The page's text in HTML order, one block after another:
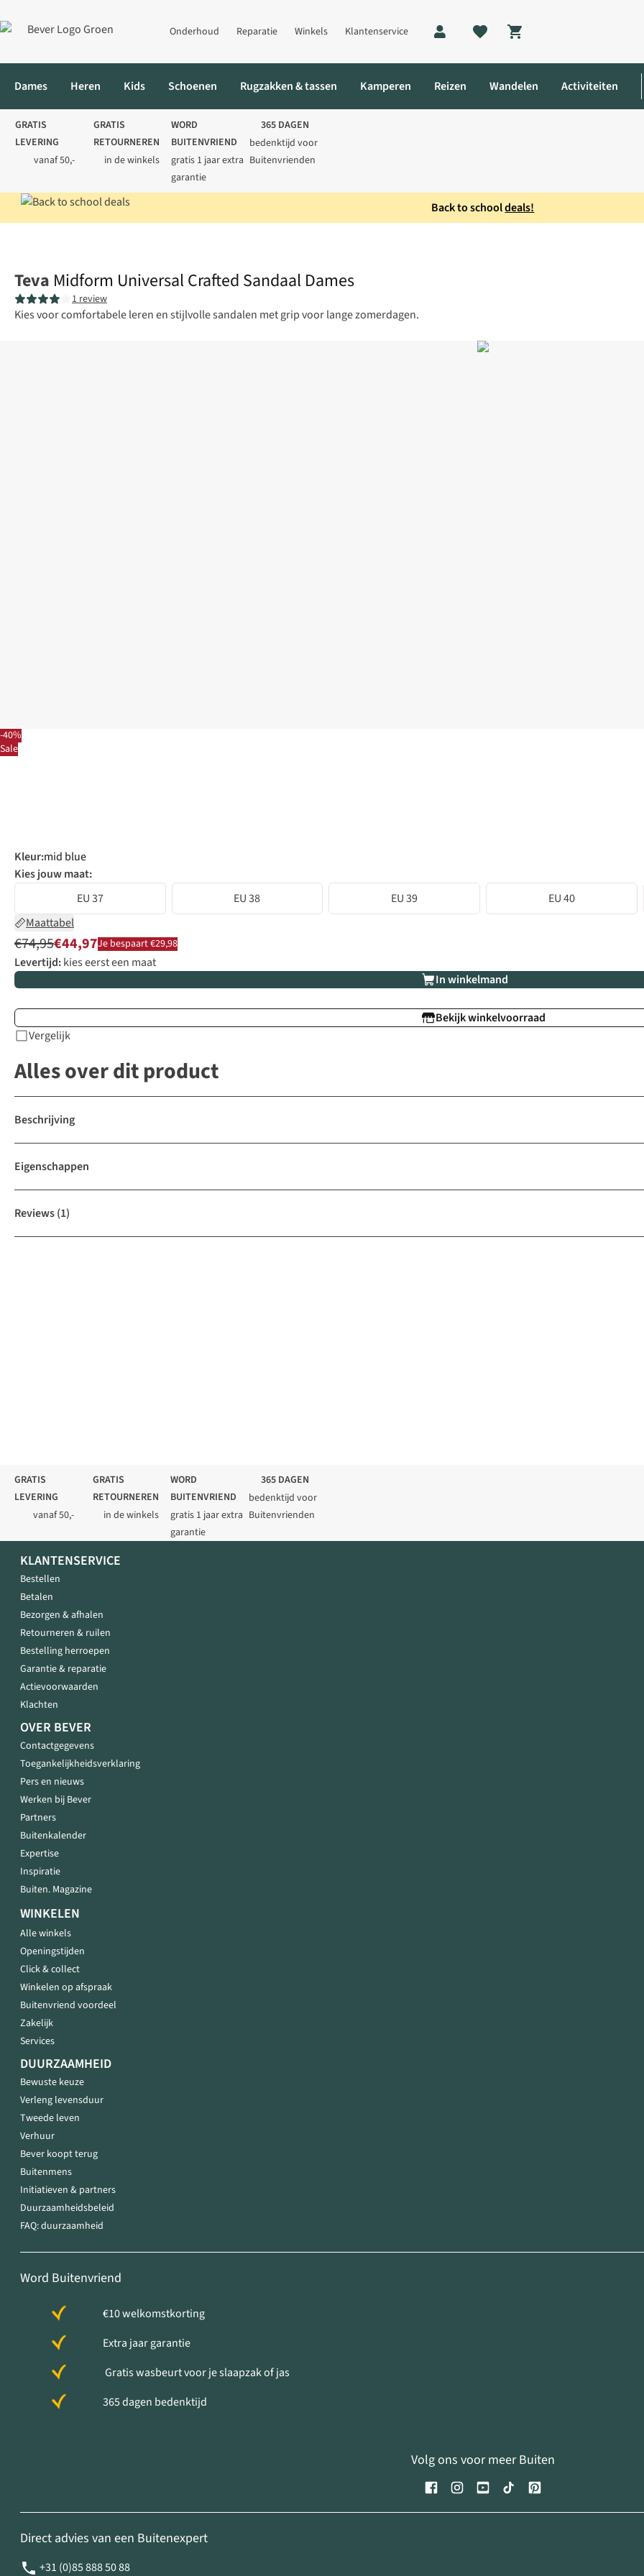
Onderhoud Reparatie Winkels Klantenservice
Shopping cart
Dames Heren Kids Schoenen Rugzakken & tassen Kamperen Reizen Wandelen Activiteiten
GRATIS
LEVERING
vanaf 50,-
GRATIS
RETOURNEREN
in de winkels
WORD
BUITENVRIEND
gratis 1 jaar extra
garantie
365 DAGEN
bedenktijd voor
Buitenvrienden
Back to schooldeals!
-40%
Sale
Teva Midform Universal Crafted Sandaal Dames
1 review
Kies voor comfortabele leren en stijlvolle sandalen met grip voor lange zomerdagen.
Kleur:mid blue
Kies jouw maat:
EU 37
EU 38 EU 39
EU 40
Maattabel
€74,95€44,97Je bespaart €29,98
Levertijd:kies eerst een maat
In winkelmand
Bekijk winkelvoorraad
Vergelijk
Alles over dit product
Beschrijving
Eigenschappen
Reviews(1)
GRATIS
LEVERING
vanaf 50,-
GRATIS
RETOURNEREN
in de winkels
WORD
BUITENVRIEND
gratis 1 jaar extra
garantie
365 DAGEN
bedenktijd voor
Buitenvrienden
KLANTENSERVICE
Bestellen
Betalen
Bezorgen & afhalen
Retourneren & ruilen
Bestelling herroepen
Garantie & reparatie
Actievoorwaarden
Klachten
OVER BEVER
Contactgegevens
Toegankelijkheidsverklaring
Pers en nieuws
Werken bij Bever
Partners
Buitenkalender
Expertise
Inspiratie
Buiten. Magazine
WINKELEN
Alle winkels
Openingstijden
Click & collect
Winkelen op afspraak
Buitenvriend voordeel
Zakelijk
Services
DUURZAAMHEID
Bewuste keuze
Verleng levensduur
Tweede leven
Verhuur
Bever koopt terug
Buitenmens
Initiatieven & partners
Duurzaamheidsbeleid
FAQ: duurzaamheid
Word Buitenvriend
€10 welkomstkorting
Extra jaar garantie
Gratis wasbeurt voor je slaapzak of jas
365 dagen bedenktijd
Volg ons voor meer Buiten
Direct advies van een Buitenexpert
+31 (0)85 888 50 88